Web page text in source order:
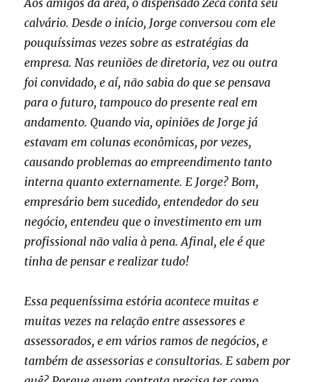
Aos amigos da área, o dispensado Zeca conta seu
calvário. Desde o início, Jorge conversou com ele
pouquíssimas vezes sobre as estratégias da
empresa. Nas reuniões de diretoria, vez ou outra
foi convidado, e aí, não sabia do que se pensava
para o futuro, tampouco do presente real em
andamento. Quando via, opiniões de Jorge já
estavam em colunas econômicas, por vezes,
causando problemas ao empreendimento tanto
interna quanto externamente. E Jorge? Bom,
empresário bem sucedido, entendedor do seu
negócio, entendeu que o investimento em um
profissional não valia à pena. Afinal, ele é que
tinha de pensar e realizar tudo!
Essa pequeníssima estória acontece muitas e
muitas vezes na relação entre assessores e
assessorados, e em vários ramos de negócios, e
também de assessorias e consultorias. E sabem por